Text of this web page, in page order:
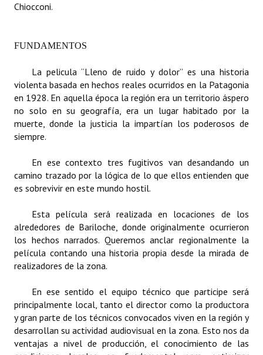
Informes de Gestión
Actas de Sesión
Informes de Unidad Coordinadora
Ejecución Presupuestaria
NORMATIVA
Comunicaciones
Declaraciones
Resoluciones
INSTITUCIONAL
Antiguos Pobladores
Chiocconi.
FUNDAMENTOS
La pelicula “Lleno de ruido y dolor” es una historia
violenta basada en hechos reales ocurridos en la Patagonia
en 1928. En aquella época la región era un territorio áspero
no solo en su geografía, era un lugar habitado por la
muerte, donde la justicia la impartían los poderosos de
siempre.
En ese contexto tres fugitivos van desandando un
camino trazado por la lógica de lo que ellos entienden que
es sobrevivir en este mundo hostil.
Esta película será realizada en locaciones de los
alrededores de Bariloche, donde originalmente ocurrieron
los hechos narrados. Queremos anclar regionalmente la
película contando una historia propia desde la mirada de
realizadores de la zona.
En ese sentido el equipo técnico que participe será
principalmente local, tanto el director como la productora
y gran parte de los técnicos convocados viven en la región y
desarrollan su actividad audiovisual en la zona. Esto nos da
ventajas a nivel de producción, el conocimiento de las